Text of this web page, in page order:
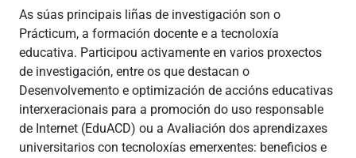
As súas principais liñas de investigación son o
Prácticum, a formación docente e a tecnoloxía
educativa. Participou activamente en varios proxectos
de investigación, entre os que destacan o
Desenvolvemento e optimización de accións educativas
interxeracionais para a promoción do uso responsable
de Internet (EduACD) ou a Avaliación dos aprendizaxes
universitarios con tecnoloxías emerxentes: beneficios e